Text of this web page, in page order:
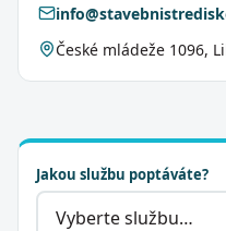
České mládeže 1096,
Jakou službu poptáváte?